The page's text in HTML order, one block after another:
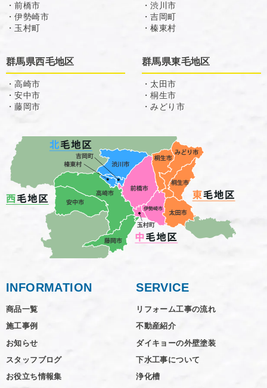
・前橋市
・伊勢崎市
・玉村町
・渋川市
・吉岡町
・榛東村
群馬県西毛地区
・高崎市
・安中市
・藤岡市
群馬県東毛地区
・太田市
・桐生市
・みどり市
INFORMATION
商品一覧
施工事例
お知らせ
スタッフブログ
お役立ち情報集
SERVICE
リフォーム工事の流れ
不動産紹介
ダイキョーの外壁塗装
下水工事について
浄化槽